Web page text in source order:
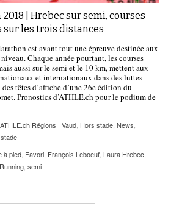
| Hrebec sur semi, courses
les trois distances
est avant tout une épreuve destinée aux
Chaque année pourtant, les courses
aussi sur le semi et le 10 km, mettent aux
et internationaux dans des luttes
têtes d’affiche d’une 26e édition du
Pronostics d’ATHLE.ch pour le podium de
ATHLE.ch Régions | Vaud Hors stade News
à pied Favori François Leboeuf Laura Hrebec
Running semi